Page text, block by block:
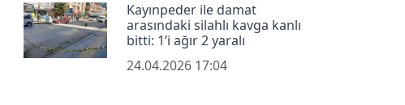
Kayınpeder ile damat
arasındaki silahlı kavga kanlı
bitti: 1’i ağır 2 yaralı
24.04.2026 17:04